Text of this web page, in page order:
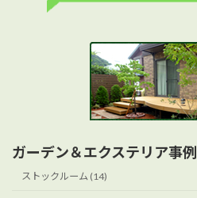
ガーデン＆エクステリア事例
ストックルーム (14)